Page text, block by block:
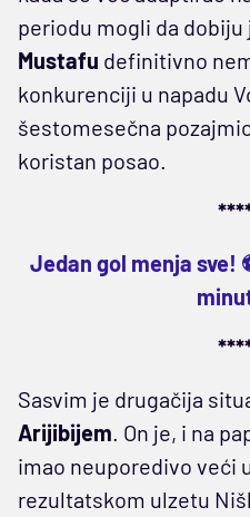
periodu mogli da dobiju
Mustafu definitivno
konkurenciji u napadu
šestomesečna
koristan posao.
Jedan gol menja sve!
Sasvim je drugačija
Arijibijem. On je, i na
imao neuporedivo veći
rezultatskom ulzetu